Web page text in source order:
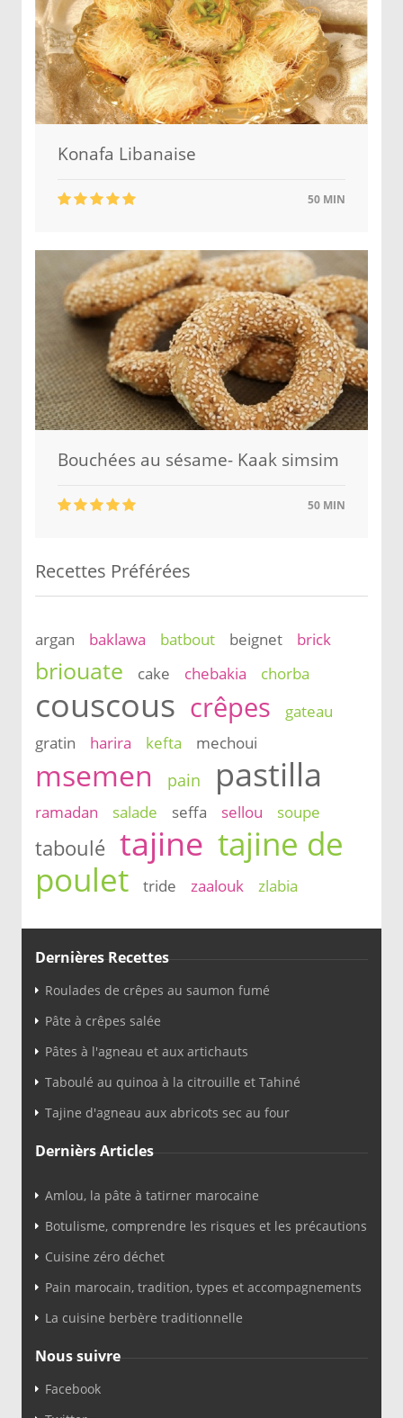
Konafa Libanaise
50 MIN
Bouchées au sésame- Kaak simsim
50 MIN
Recettes Préférées
argan baklawa batbout beignet brick
briouate cake chebakia chorba
couscous crêpes
gateau
gratin
harira kefta mechoui
msemen pain pastilla
ramadan salade seffa sellou soupe
taboulé tajine tajine de
poulet
tride zaalouk zlabia
Dernières Recettes
Roulades de crêpes au saumon fumé
Pâte à crêpes salée
Pâtes à l'agneau et aux artichauts
Taboulé au quinoa à la citrouille et Tahiné
Tajine d'agneau aux abricots sec au four
Dernièrs Articles
Amlou, la pâte à tatirner marocaine
Botulisme, comprendre les risques et les précautions
Cuisine zéro déchet
Pain marocain, tradition, types et accompagnements
La cuisine berbère traditionnelle
Nous suivre
Facebook